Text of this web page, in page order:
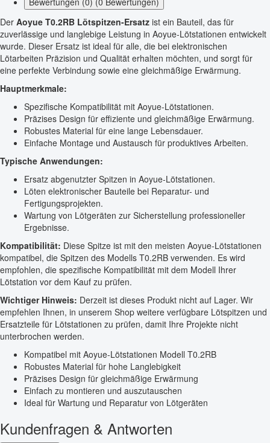
Der Aoyue T0.2RB Lötspitzen-Ersatz ist ein Bauteil, das für
zuverlässige und langlebige Leistung in Aoyue-Lötstationen entwickelt
wurde. Dieser Ersatz ist ideal für alle, die bei elektronischen
Lötarbeiten Präzision und Qualität erhalten möchten, und sorgt für
eine perfekte Verbindung sowie eine gleichmäßige Erwärmung.
Hauptmerkmale:
Spezifische Kompatibilität mit Aoyue-Lötstationen.
Präzises Design für effiziente und gleichmäßige Erwärmung.
Robustes Material für eine lange Lebensdauer.
Einfache Montage und Austausch für produktives Arbeiten.
Typische Anwendungen:
Ersatz abgenutzter Spitzen in Aoyue-Lötstationen.
Löten elektronischer Bauteile bei Reparatur- und
Fertigungsprojekten.
Wartung von Lötgeräten zur Sicherstellung professioneller
Ergebnisse.
Kompatibilität: Diese Spitze ist mit den meisten Aoyue-Lötstationen
kompatibel, die Spitzen des Modells T0.2RB verwenden. Es wird
empfohlen, die spezifische Kompatibilität mit dem Modell Ihrer
Lötstation vor dem Kauf zu prüfen.
Wichtiger Hinweis: Derzeit ist dieses Produkt nicht auf Lager. Wir
empfehlen Ihnen, in unserem Shop weitere verfügbare Lötspitzen und
Ersatzteile für Lötstationen zu prüfen, damit Ihre Projekte nicht
unterbrochen werden.
Kompatibel mit Aoyue-Lötstationen Modell T0.2RB
Robustes Material für hohe Langlebigkeit
Präzises Design für gleichmäßige Erwärmung
Einfach zu montieren und auszutauschen
Ideal für Wartung und Reparatur von Lötgeräten
Kundenfragen & Antworten